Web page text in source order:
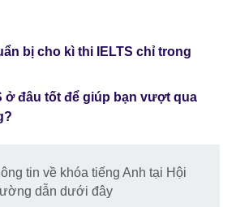
bị cho kì thi IELTS chỉ trong
ở đâu tốt để giúp bạn vượt qua
tin về khóa tiếng Anh tại Hội
dẫn dưới đây